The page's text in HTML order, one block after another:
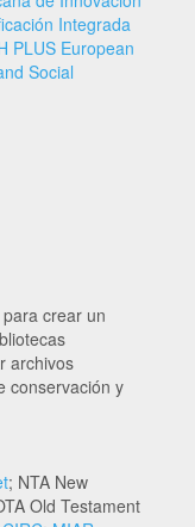
Integrada
PLUS European
Social
crear un
archivos
conservación y
; NTA New
Old Testament